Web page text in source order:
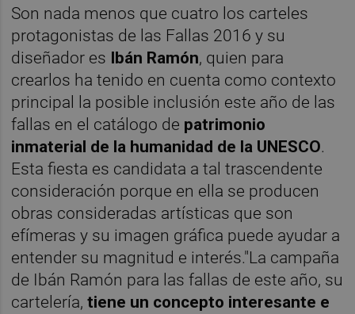
Son nada menos que cuatro los carteles
protagonistas de las Fallas 2016 y su
diseñador es Ibán Ramón, quien para
crearlos ha tenido en cuenta como contexto
principal la posible inclusión este año de las
fallas en el catálogo de patrimonio
inmaterial de la humanidad de la UNESCO.
Esta fiesta es candidata a tal trascendente
consideración porque en ella se producen
obras consideradas artísticas que son
efímeras y su imagen gráfica puede ayudar a
entender su magnitud e interés."La campaña
de Ibán Ramón para las fallas de este año, su
cartelería,tiene un concepto interesante e